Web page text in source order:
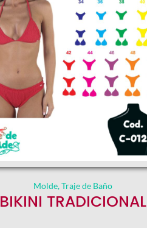
Molde,Traje de Baño
BIKINI TRADICIONAL